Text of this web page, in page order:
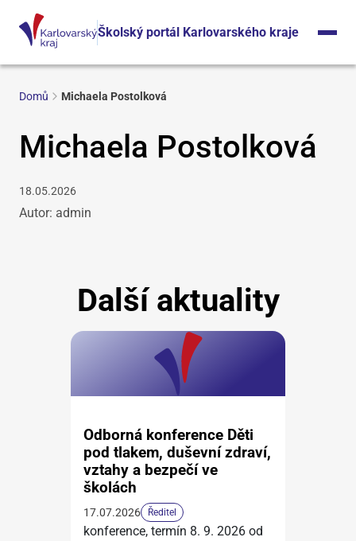
Školský portál Karlovarského kraje
Domů Michaela Postolková
Michaela Postolková
18.05.2026
Autor: admin
Další aktuality
Odborná konference Děti
pod tlakem, duševní zdraví,
vztahy a bezpečí ve
školách
17.07.2026 Ředitel
konference, termín 8. 9. 2026 od